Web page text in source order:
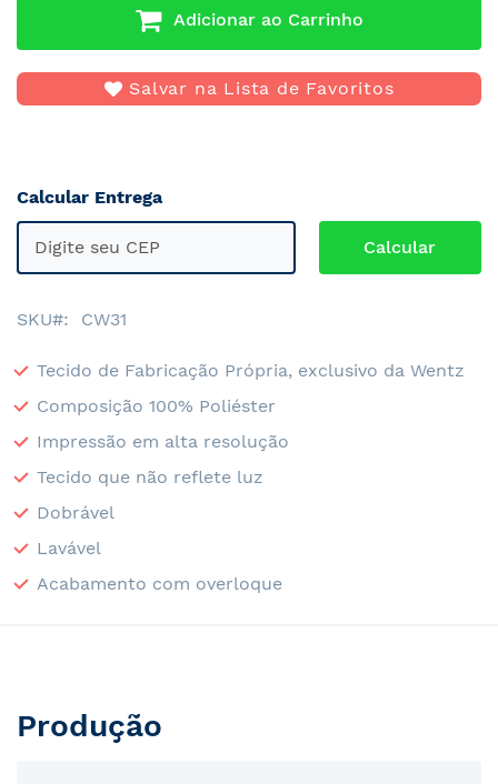
Adicionar ao Carrinho
Salvar na Lista de Favoritos
Calcular Entrega
SKU CW31
Tecido de Fabricação Própria, exclusivo da Wentz
Composição 100% Poliéster
Impressão em alta resolução
Tecido que não reflete luz
Dobrável
Lavável
Acabamento com overloque
Produção